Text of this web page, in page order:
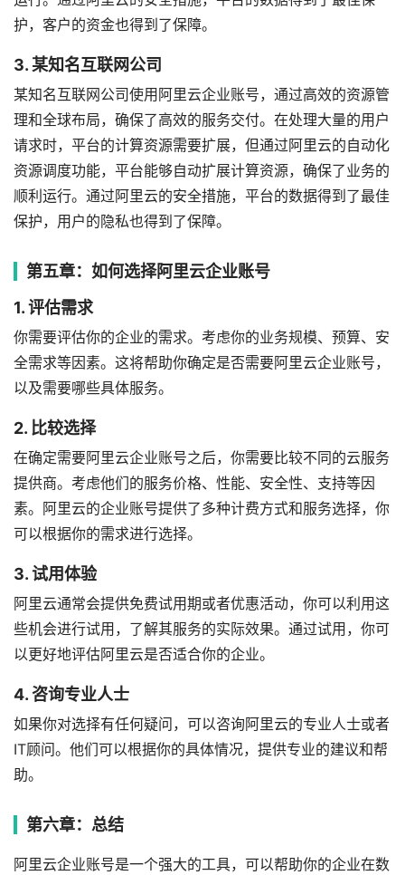
护，客户的资金也得到了保障。
3. 某知名互联网公司
某知名互联网公司使用阿里云企业账号，通过高效的资源管
理和全球布局，确保了高效的服务交付。在处理大量的用户
请求时，平台的计算资源需要扩展，但通过阿里云的自动化
资源调度功能，平台能够自动扩展计算资源，确保了业务的
顺利运行。通过阿里云的安全措施，平台的数据得到了最佳
保护，用户的隐私也得到了保障。
第五章：如何选择阿里云企业账号
1. 评估需求
你需要评估你的企业的需求。考虑你的业务规模、预算、安
全需求等因素。这将帮助你确定是否需要阿里云企业账号，
以及需要哪些具体服务。
2. 比较选择
在确定需要阿里云企业账号之后，你需要比较不同的云服务
提供商。考虑他们的服务价格、性能、安全性、支持等因
素。阿里云的企业账号提供了多种计费方式和服务选择，你
可以根据你的需求进行选择。
3. 试用体验
阿里云通常会提供免费试用期或者优惠活动，你可以利用这
些机会进行试用，了解其服务的实际效果。通过试用，你可
以更好地评估阿里云是否适合你的企业。
4. 咨询专业人士
如果你对选择有任何疑问，可以咨询阿里云的专业人士或者
IT顾问。他们可以根据你的具体情况，提供专业的建议和帮
助。
第六章：总结
阿里云企业账号是一个强大的工具，可以帮助你的企业在数